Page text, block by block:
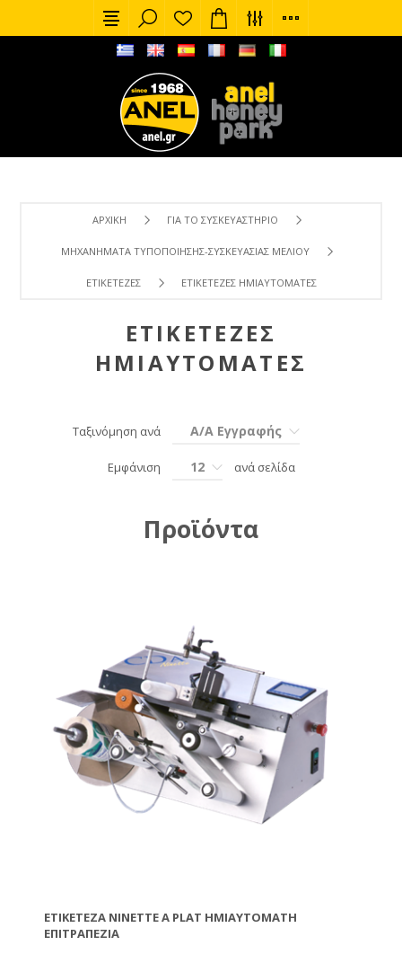
ΑΡΧΙΚΉ ΓΙΑ ΤΟ ΣΥΣΚΕΥΑΣΤΉΡΙΟ
ΜΗΧΑΝΉΜΑΤΑ ΤΥΠΟΠΟΊΗΣΗΣ-ΣΥΣΚΕΥΑΣΊΑΣ ΜΕΛΙΟΎ
ΕΤΙΚΕΤΈΖΕΣ ΕΤΙΚΕΤΈΖΕΣ ΗΜΙΑΥΤΌΜΑΤΕΣ
ΕΤΙΚΕΤΈΖΕΣ
ΗΜΙΑΥΤΌΜΑΤΕΣ
Ταξινόμηση ανά Α/Α Εγγραφής
Εμφάνιση 12 ανά σελίδα
Προϊόντα
ΕΤΙΚΕΤΈΖΑ NINETTE A PLAT ΗΜΙΑΥΤΌΜΑΤΗ
ΕΠΙΤΡΑΠΈΖΙΑ